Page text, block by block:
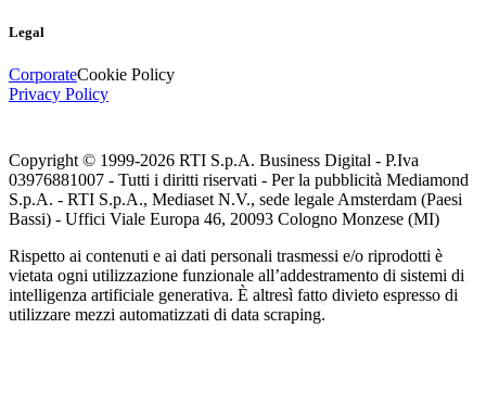
Legal
CorporateCookie Policy
Privacy Policy
Copyright © 1999-2026 RTI S.p.A. Business Digital - P.Iva
03976881007 - Tutti i diritti riservati - Per la pubblicità Mediamond
S.p.A. - RTI S.p.A., Mediaset N.V., sede legale Amsterdam (Paesi
Bassi) - Uffici Viale Europa 46, 20093 Cologno Monzese (MI)
Rispetto ai contenuti e ai dati personali trasmessi e/o riprodotti è
vietata ogni utilizzazione funzionale all’addestramento di sistemi di
intelligenza artificiale generativa. È altresì fatto divieto espresso di
utilizzare mezzi automatizzati di data scraping.